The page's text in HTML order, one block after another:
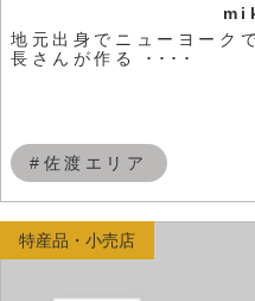
地元出身でニューヨーク
長さんが作る ････
#佐渡エリア
特産品・小売店